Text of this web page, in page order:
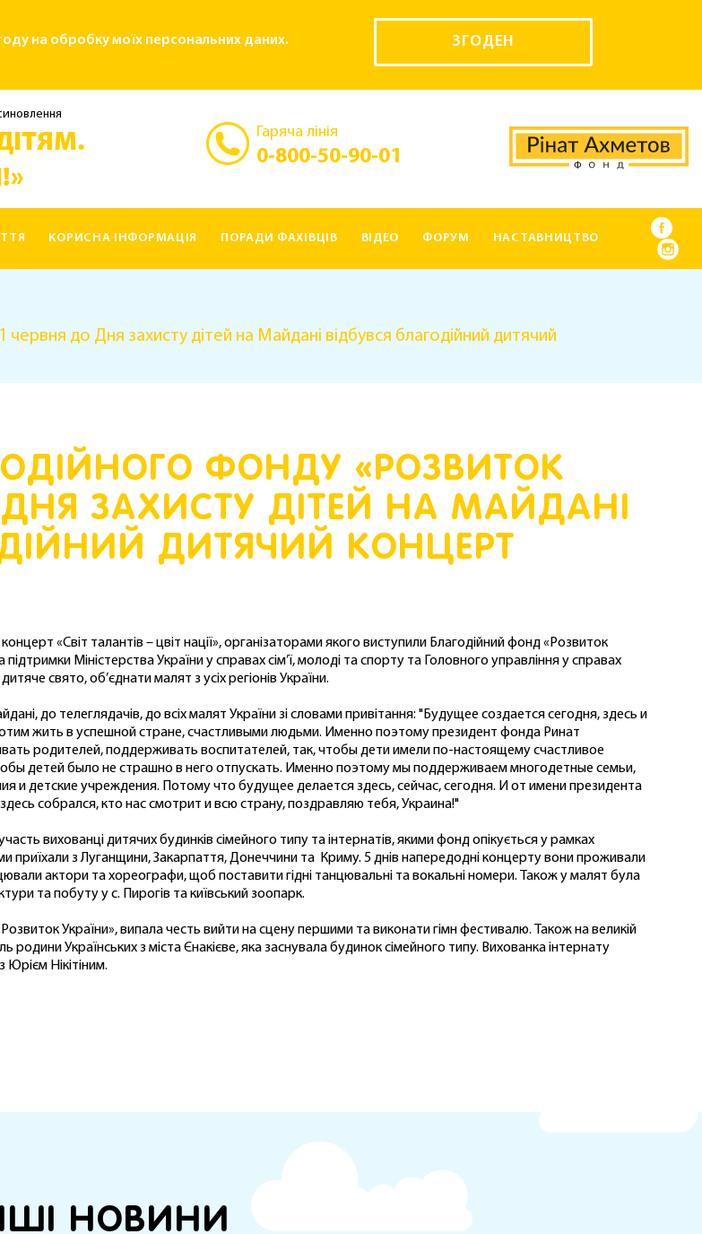
на обробку моїх персональних даних.
ЗГОДЕН
Гаряча лінія
0-800-50-90-01
КОРИСНА ІНФОРМАЦІЯ ПОРАДИ ФАХІВЦІВ ВІДЕО ФОРУМ
НАСТАВНИЦТВО
до Дня захисту дітей на Майдані відбувся благодійний дитячий
ФОНДУ «РОЗВИТОК
ЗАХИСТУ ДІТЕЙ НА МАЙДАНІ
ДИТЯЧИЙ КОНЦЕРТ
«Світ талантів – цвіт нації», організаторами якого виступили Благодійний фонд «Розвиток
Міністерства України у справах сім’ї, молоді та спорту та Головного управління у справах
свято, об’єднати малят з усіх регіонів України.
до телеглядачів, до всіх малят України зі словами привітання: "Будущее создается сегодня, здесь и
жить в успешной стране, счастливыми людьми. Именно поэтому президент фонда Ринат
родителей, поддерживать воспитателей, так, чтобы дети имели по-настоящему счастливое
детей было не страшно в него отпускать. Именно поэтому мы поддерживаем многодетные семьи,
детские учреждения. Потому что будущее делается здесь, сейчас, сегодня. И от имени президента
собрался, кто нас смотрит и всю страну, поздравляю тебя, Украина!"
вихованці дитячих будинків сімейного типу та інтернатів, якими фонд опікується у рамках
приїхали з Луганщини, Закарпаття, Донеччини та Криму. 5 днів напередодні концерту вони проживали
актори та хореографи, щоб поставити гідні танцювальні та вокальні номери. Також у малят була
та побуту у с. Пирогів та київський зоопарк.
України», випала честь вийти на сцену першими та виконати гімн фестивалю. Також на великій
родини Українських з міста Єнакієве, яка заснувала будинок сімейного типу. Вихованка інтернату
Нікітіним.
НОВИНИ